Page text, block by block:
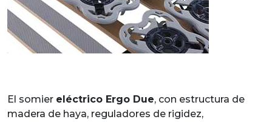
El somier eléctrico Ergo Due, con estructura de
madera de haya, reguladores de rigidez,